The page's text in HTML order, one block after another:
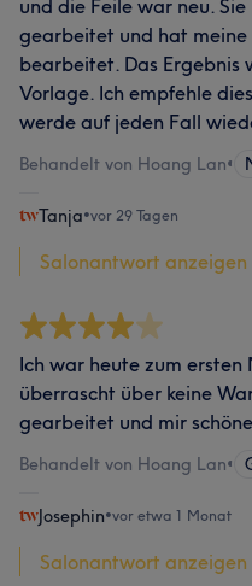
und die Feile war neu.
gearbeitet und hat
bearbeitet. Das Ergebnis
Vorlage. Ich empfehle
werde auf jeden Fall
Behandelt von Hoang Lan•
Tanja•vor 29 Tagen
Salonantwort anzeigen
Ich war heute zum
überrascht über keine
gearbeitet und mir
Behandelt von Hoang Lan•
Josephin•vor etwa 1 Monat
Salonantwort anzeigen